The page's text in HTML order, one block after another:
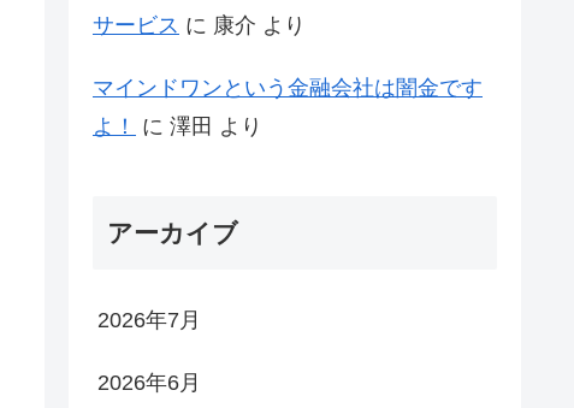
サービス に 康介 より
マインドワンという金融会社は闇金です
よ！
に 澤田 より
アーカイブ
2026年7月
2026年6月